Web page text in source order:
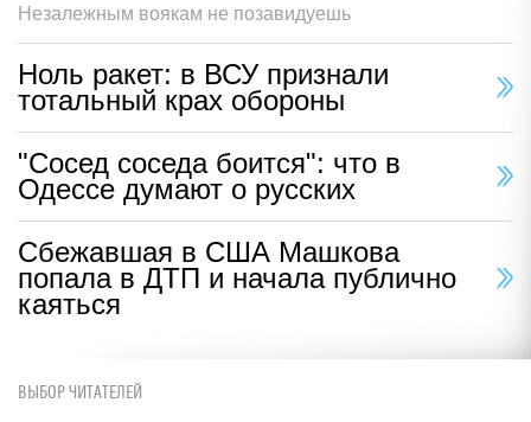
Незалежным воякам не позавидуешь
Ноль ракет: в ВСУ признали
тотальный крах обороны
"Сосед соседа боится": что в
Одессе думают о русских
Сбежавшая в США Машкова
попала в ДТП и начала публично
каяться
ВЫБОР ЧИТАТЕЛЕЙ